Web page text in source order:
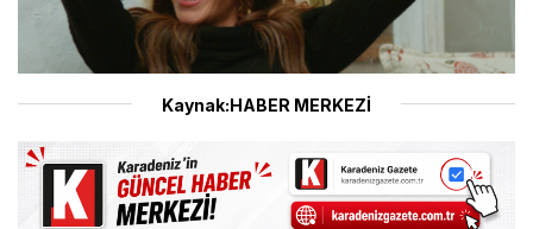
Kaynak:HABER MERKEZİ